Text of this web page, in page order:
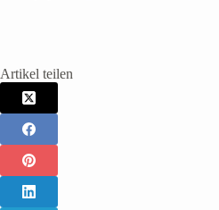
Artikel teilen